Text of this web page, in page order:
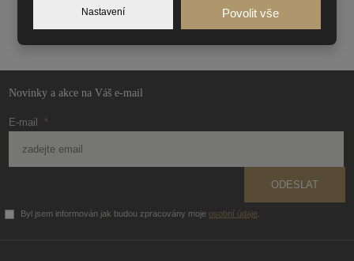
Novinky a akce na Váš e-mail
E-mail *
ODESLAT
Byl jsem informován jak budou zpracovány moje osobní údaje
Nastavení Povolit vše